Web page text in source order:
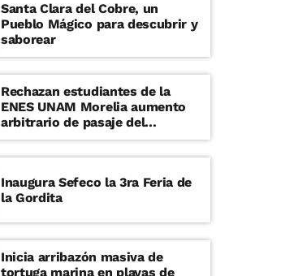
Santa Clara del Cobre, un
Pueblo Mágico para descubrir y
saborear
Rechazan estudiantes de la
ENES UNAM Morelia aumento
arbitrario de pasaje del
transporte
Inaugura Sefeco la 3ra Feria de
la Gordita
Inicia arribazón masiva de
tortuga marina en playas de